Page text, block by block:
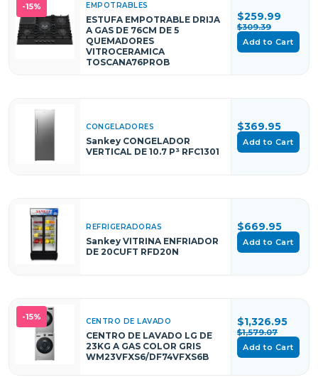
-15% EMPOTRABLES
ESTUFA EMPOTRABLE DRIJA
A GAS DE 76CM DE 5
QUEMADORES
VITROCERAMICA
TOSCANA76PROB
$259.99
$309.39
Add to Cart
CONGELADORES
Sankey CONGELADOR
VERTICAL DE 10.7 P³ RFC1301
$369.95
Add to Cart
REFRIGERADORAS
Sankey VITRINA ENFRIADOR
DE 20CUFT RFD20N
$669.95
Add to Cart
-15% CENTRO DE LAVADO
CENTRO DE LAVADO LG DE
23KG A GAS COLOR GRIS
WM23VFXS6/DF74VFXS6B
$1,326.95
$1,579.07
Add to Cart